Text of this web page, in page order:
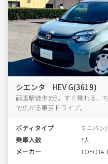
シエンタ HEV G(3619)
両国駅徒歩3分。すぐ乗れる、
で広がる東京ドライブ。
ボディタイプ ミニバン
乗車人数 7人
メーカー TOYOTA